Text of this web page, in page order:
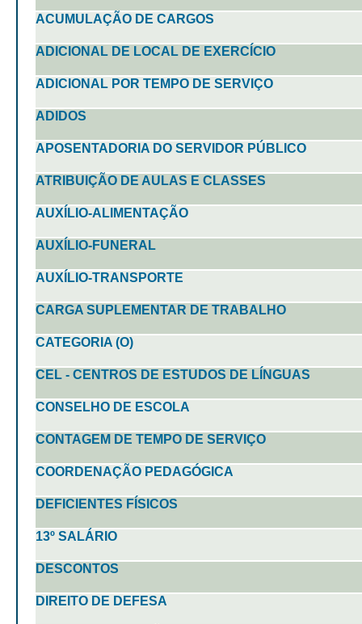
ACUMULAÇÃO DE CARGOS
ADICIONAL DE LOCAL DE EXERCÍCIO
ADICIONAL POR TEMPO DE SERVIÇO
ADIDOS
APOSENTADORIA DO SERVIDOR PÚBLICO
ATRIBUIÇÃO DE AULAS E CLASSES
AUXÍLIO-ALIMENTAÇÃO
AUXÍLIO-FUNERAL
AUXÍLIO-TRANSPORTE
CARGA SUPLEMENTAR DE TRABALHO
CATEGORIA (O)
CEL - CENTROS DE ESTUDOS DE LÍNGUAS
CONSELHO DE ESCOLA
CONTAGEM DE TEMPO DE SERVIÇO
COORDENAÇÃO PEDAGÓGICA
DEFICIENTES FÍSICOS
13º SALÁRIO
DESCONTOS
DIREITO DE DEFESA